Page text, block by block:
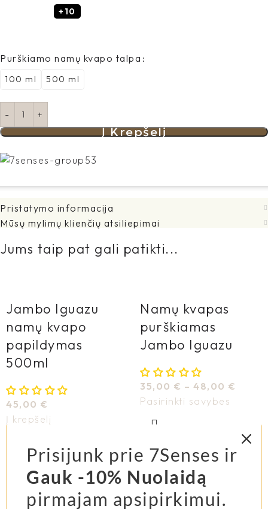
+10
Purškiamo namų kvapo talpa
100 ml 500 ml
Į Krepšelį
Pristatymo informacija
Mūsų mylimų klienčių atsiliepimai
Jums taip pat gali patikti...
Jambo Iguazu
namų kvapo
papildymas
500ml
45,00 €
Į krepšelį
Namų kvapas
purškiamas
Jambo Iguazu
35,00 € – 48,00 €
Pasirinkti savybes
Prisijunk prie 7Senses ir
Gauk -10% Nuolaidą
pirmajam apsipirkimui.